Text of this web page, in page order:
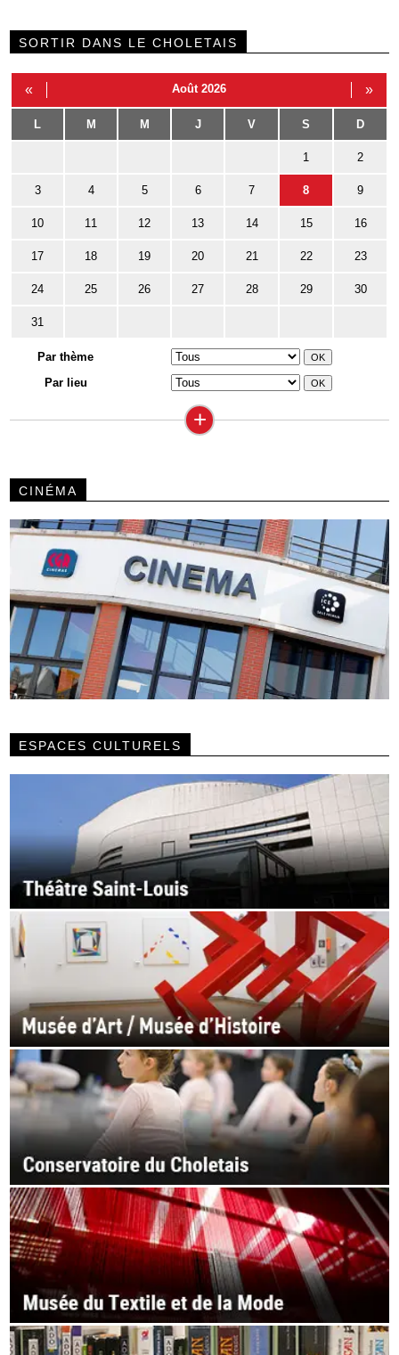
SORTIR DANS LE CHOLETAIS
« Août 2026 »
L M M J V S D
1 2
3 4 5 6 7 8 9
10 11 12 13 14 15 16
17 18 19 20 21 22 23
24 25 26 27 28 29 30
31
Par thème
Par lieu
+
CINÉMA
ESPACES CULTURELS